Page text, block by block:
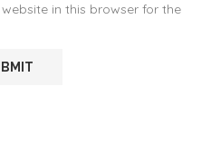
in this browser for the